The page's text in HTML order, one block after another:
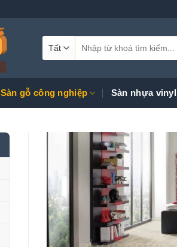
kiếm:
Sàn gỗ công nghiệp Sàn nhựa vinyl